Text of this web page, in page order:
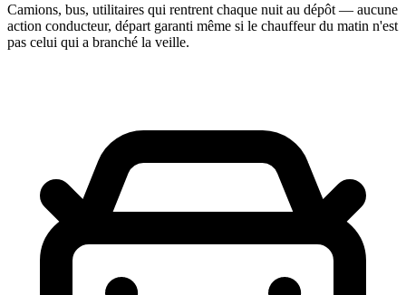
Camions, bus, utilitaires qui rentrent chaque nuit au dépôt — aucune
action conducteur, départ garanti même si le chauffeur du matin n'est
pas celui qui a branché la veille.